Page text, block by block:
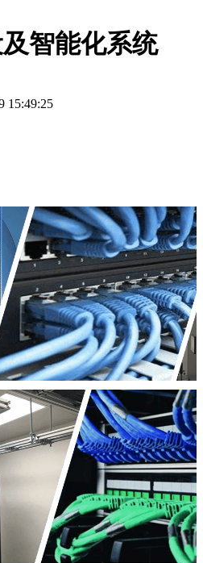
智能化系统
15:49:25